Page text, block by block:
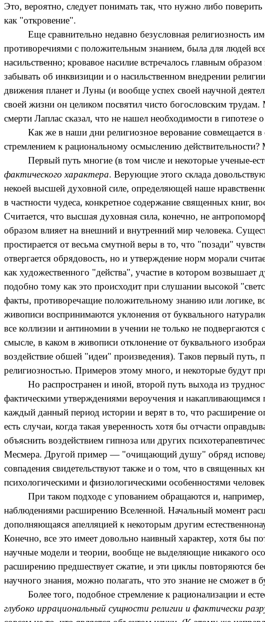
Это, вероятно, следует понимать так, что нужно либо
как "откровение".
Еще сравнительно недавно безусловная религиозность
противоречиями с положительным знанием, была для людей
насильственно; кровавое насилие встречалось главным
забывать об инквизиции и о насильственном внедрении
движения планет и Луны (и вообще успех своей научной
своей жизни он целиком посвятил чисто богословским
смерти Лаплас сказал, что не нашел необходимости в гипотезе
Как же в наши дни религиозное верование
стремлением к рациональному осмыслению
Первый путь многие (в том числе и некоторые ученые-
фактического характера. Верующие этого склада
некоей высшей духовной силе, определяющей наше
в частности чудеса, конкретное содержание священных книг,
Считается, что высшая духовная сила, конечно, не
образом влияет на внешний и внутренний мир человека.
простирается от весьма смутной веры в то, что "позади"
отвергается обрядовость, но и утверждение норм морали
как художественного "действа", участие в котором
подобно тому как это происходит при слушании высокой
факты, противоречащие положительному знанию или логике,
живописи воспринимаются уклонения от буквального
все коллизии и антиномии в учении не только не
смысле, в каком в живописи отклонение от буквального
воздействие обшей "идеи" произведения). Таков первый путь,
религиозностью. Примеров этому много, и некоторые будут
Но распространен и иной, второй путь выхода из
фактическими утверждениями вероучения и
каждый данный период истории и верят в то, что расширение
есть случаи, когда такая уверенность хотя бы отчасти
объяснить воздействием гипноза или других
Месмера. Другой пример — "очищающий душу" обряд
совпадения свидетельствуют также и о том, что в священных
психологическими и физиологическими особенностями
При таком подходе с упованием обращаются и,
наблюдениями расширению Вселенной. Начальный момент
дополняющаяся апелляцией к некоторым другим
Конечно, все это имеет довольно наивный характер, хотя бы
научные модели и теории, вообще не выделяющие никакого
расширению предшествует сжатие, и эти циклы повторяются
научного знания, можно полагать, что это знание не сможет
Более того, подобное стремление к рационализации и
глубоко иррациональный сущности религии и фактически